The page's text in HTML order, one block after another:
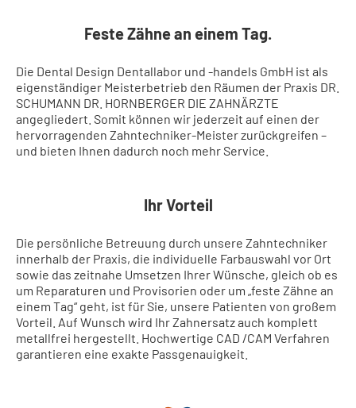
Feste Zähne an einem Tag.
Die Dental Design Dentallabor und -handels GmbH ist als
eigenständiger Meisterbetrieb den Räumen der Praxis DR.
SCHUMANN DR. HORNBERGER DIE ZAHNÄRZTE
angegliedert. Somit können wir jederzeit auf einen der
hervorragenden Zahntechniker-Meister zurückgreifen –
und bieten Ihnen dadurch noch mehr Service.
Ihr Vorteil
Die persönliche Betreuung durch unsere Zahntechniker
innerhalb der Praxis, die individuelle Farbauswahl vor Ort
sowie das zeitnahe Umsetzen Ihrer Wünsche, gleich ob es
um Reparaturen und Provisorien oder um „feste Zähne an
einem Tag“ geht, ist für Sie, unsere Patienten von großem
Vorteil. Auf Wunsch wird Ihr Zahnersatz auch komplett
metallfrei hergestellt. Hochwertige CAD /CAM Verfahren
garantieren eine exakte Passgenauigkeit.